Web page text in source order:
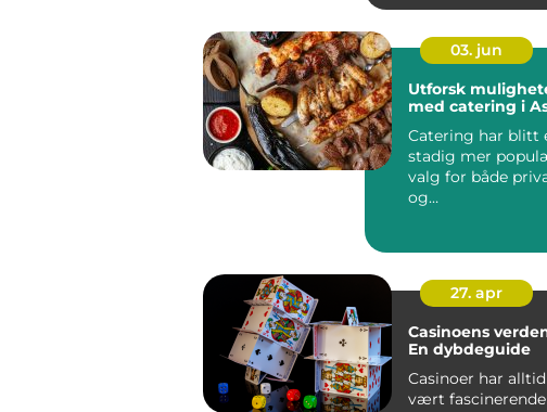
03. jun
Utforsk
med catering i
Catering har blitt
stadig mer
valg for både
og
27. apr
Casinoens
En dybdeguide
Casinoer har alltid
vært fascinerende